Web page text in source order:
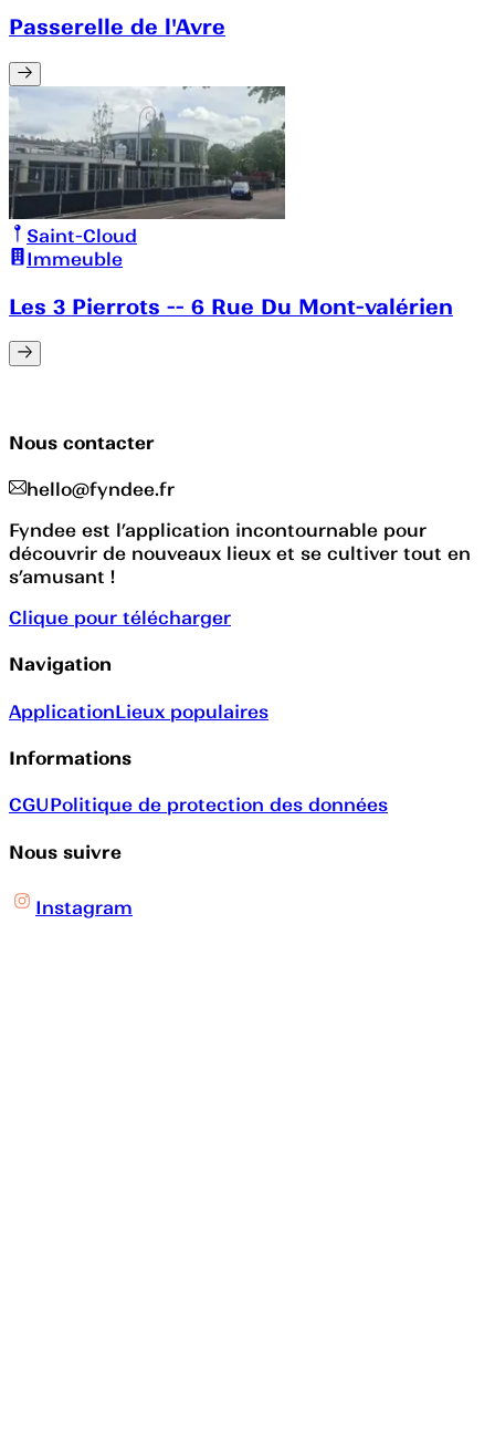
Passerelle de l'Avre
Saint-Cloud
Immeuble
Les 3 Pierrots -- 6 Rue Du Mont-valérien
Nous contacter
hello@fyndee.fr
Fyndee est l’application incontournable pour
découvrir de nouveaux lieux et se cultiver tout en
s’amusant !
Clique pour télécharger
Navigation
ApplicationLieux populaires
Informations
CGUPolitique de protection des données
Nous suivre
Instagram